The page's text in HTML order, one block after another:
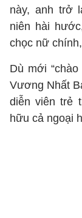
này, anh trở
niên hài
chọc nữ
Dù mới
Vương Nhất
diễn viên trẻ
hữu cả ngoại